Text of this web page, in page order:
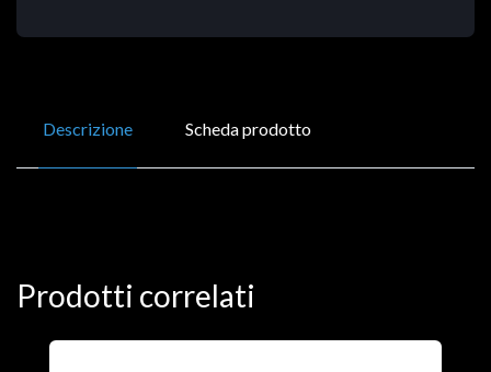
Descrizione Scheda prodotto
Prodotti correlati